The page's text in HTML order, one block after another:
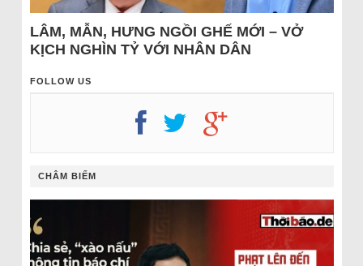
LÂM, MẪN, HƯNG NGỒI GHẾ MỚI – VỞ
KỊCH NGHÌN TỶ VỚI NHÂN DÂN
FOLLOW US
CHÂM BIẾM